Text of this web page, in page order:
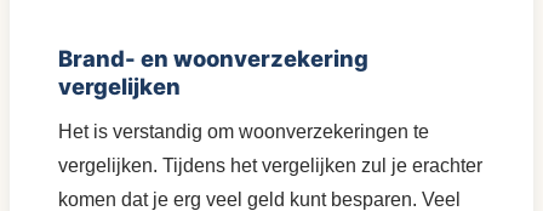
Brand- en woonverzekering
vergelijken
Het is verstandig om woonverzekeringen te
vergelijken. Tijdens het vergelijken zul je erachter
komen dat je erg veel geld kunt besparen. Veel